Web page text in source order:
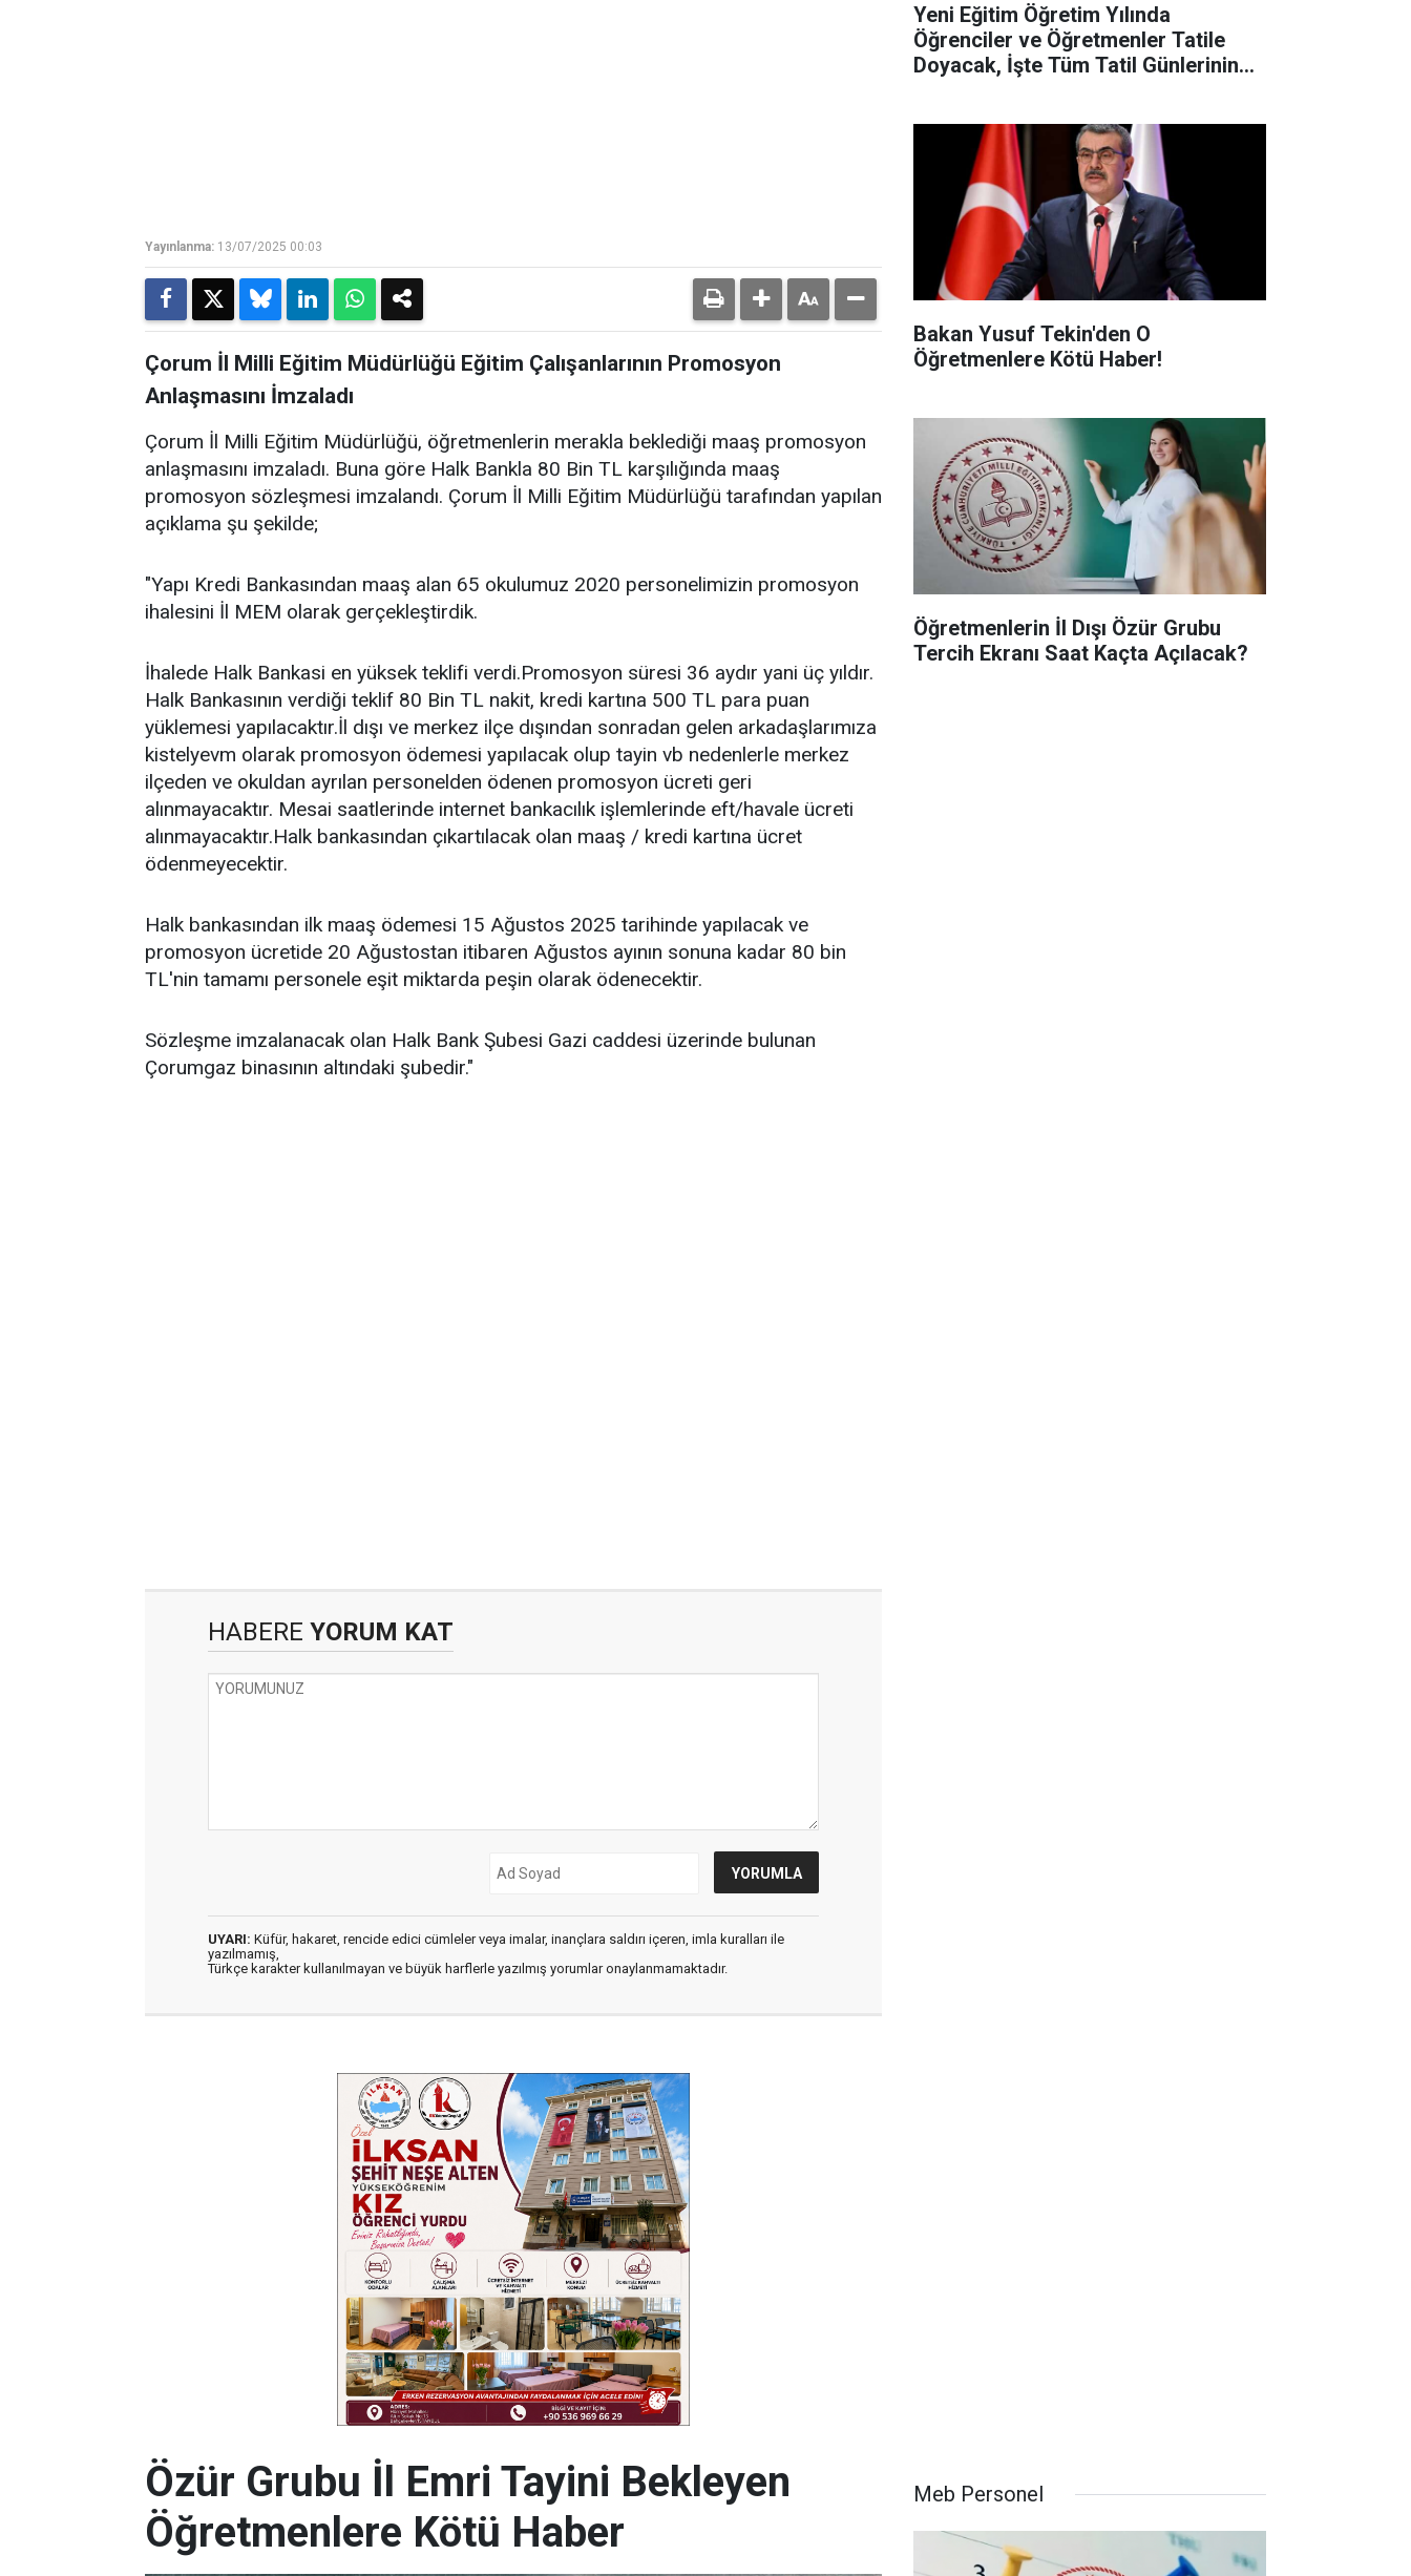
Yayınlanma: 13/07/2025 00:03
Çorum İl Milli Eğitim Müdürlüğü Eğitim Çalışanlarının Promosyon
Anlaşmasını İmzaladı
Çorum İl Milli Eğitim Müdürlüğü, öğretmenlerin merakla beklediği maaş promosyon
anlaşmasını imzaladı. Buna göre Halk Bankla 80 Bin TL karşılığında maaş
promosyon sözleşmesi imzalandı. Çorum İl Milli Eğitim Müdürlüğü tarafından yapılan
açıklama şu şekilde;
"Yapı Kredi Bankasından maaş alan 65 okulumuz 2020 personelimizin promosyon
ihalesini İl MEM olarak gerçekleştirdik.
İhalede Halk Bankasi en yüksek teklifi verdi.Promosyon süresi 36 aydır yani üç yıldır.
Halk Bankasının verdiği teklif 80 Bin TL nakit, kredi kartına 500 TL para puan
yüklemesi yapılacaktır.İl dışı ve merkez ilçe dışından sonradan gelen arkadaşlarımıza
kistelyevm olarak promosyon ödemesi yapılacak olup tayin vb nedenlerle merkez
ilçeden ve okuldan ayrılan personelden ödenen promosyon ücreti geri
alınmayacaktır. Mesai saatlerinde internet bankacılık işlemlerinde eft/havale ücreti
alınmayacaktır.Halk bankasından çıkartılacak olan maaş / kredi kartına ücret
ödenmeyecektir.
Halk bankasından ilk maaş ödemesi 15 Ağustos 2025 tarihinde yapılacak ve
promosyon ücretide 20 Ağustostan itibaren Ağustos ayının sonuna kadar 80 bin
TL'nin tamamı personele eşit miktarda peşin olarak ödenecektir.
Sözleşme imzalanacak olan Halk Bank Şubesi Gazi caddesi üzerinde bulunan
Çorumgaz binasının altındaki şubedir."
HABERE YORUM KAT
UYARI: Küfür, hakaret, rencide edici cümleler veya imalar, inançlara saldırı içeren, imla kuralları ile
yazılmamış,
Türkçe karakter kullanılmayan ve büyük harflerle yazılmış yorumlar onaylanmamaktadır.
Yeni Eğitim Öğretim Yılında
Öğrenciler ve Öğretmenler Tatile
Doyacak, İşte Tüm Tatil Günlerinin
Bakan Yusuf Tekin'den O
Öğretmenlere Kötü Haber!
Öğretmenlerin İl Dışı Özür Grubu
Tercih Ekranı Saat Kaçta Açılacak?
Özür Grubu İl Emri Tayini Bekleyen
Öğretmenlere Kötü Haber
Meb Personel